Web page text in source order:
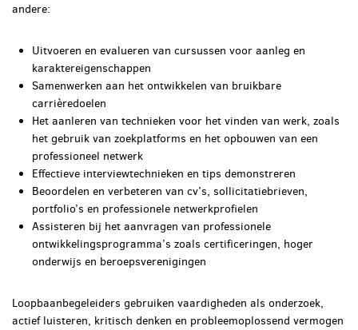
andere:
Uitvoeren en evalueren van cursussen voor aanleg en
karaktereigenschappen
Samenwerken aan het ontwikkelen van bruikbare
carrièredoelen
Het aanleren van technieken voor het vinden van werk, zoals
het gebruik van zoekplatforms en het opbouwen van een
professioneel netwerk
Effectieve interviewtechnieken en tips demonstreren
Beoordelen en verbeteren van cv’s, sollicitatiebrieven,
portfolio’s en professionele netwerkprofielen
Assisteren bij het aanvragen van professionele
ontwikkelingsprogramma’s zoals certificeringen, hoger
onderwijs en beroepsverenigingen
Loopbaanbegeleiders gebruiken vaardigheden als onderzoek,
actief luisteren, kritisch denken en probleemoplossend vermogen